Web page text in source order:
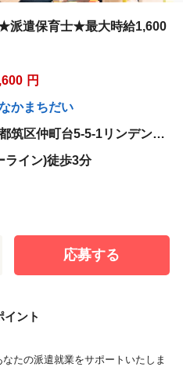
派遣保育士★最大時給1,600
円
かまちだい
筑区仲町台5-5-1リンデンハ
ライン)徒歩3分
応募する
イント
たの派遣就業をサポートいたしま